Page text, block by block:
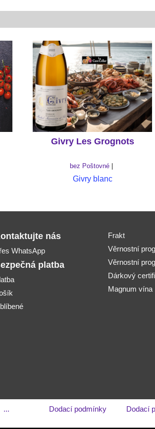
Givry Les Grognots
bez Poštovné
Givry blanc
nás
WhatsApp
platba
Frakt
Věrnostní
Věrnostní
Dárkový
Magnum vína
Dodací podmínky Dodací